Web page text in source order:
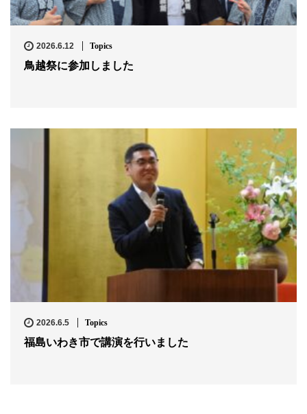
2026.6.12 Topics
鳥越祭に参加しました
2026.6.5 Topics
福島いわき市で講演を行いました